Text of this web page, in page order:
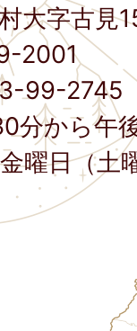
大字古見
2001
99-2745
分から午
曜日（土